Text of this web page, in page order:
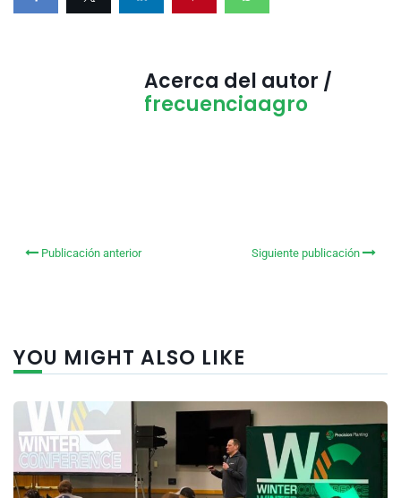
Acerca del autor /
frecuenciaagro
Publicación anterior Siguiente publicación
YOU MIGHT ALSO LIKE